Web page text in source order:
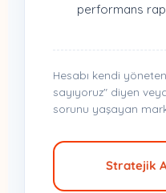
performans
Hesabı kendi
sayıyoruz" diyen
sorunu yaşayan
Stratejik